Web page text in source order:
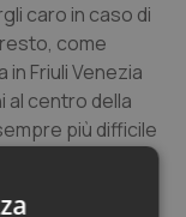
caro in caso di
come
Friuli Venezia
al centro della
più difficile
che, come i 5